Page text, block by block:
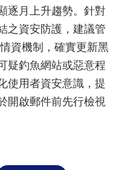
逐月上升趨勢。針對
之資安防護，建議管
資機制，確實更新黑
疑釣魚網站或惡意程
使用者資安意識，提
開啟郵件前先行檢視